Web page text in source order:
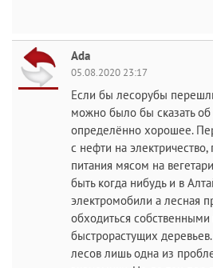
Ada
05.08.2020 23:17
Если бы лесорубы
можно было бы сказать
определённо хорошее.
с нефти на
питания мясом на
быть когда нибудь и в
электромобили а лесная
обходиться
быстрорастущих
лесов лишь одна из